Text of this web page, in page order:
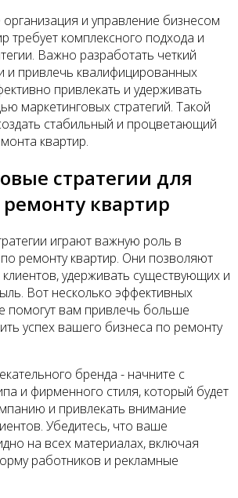
и управление бизнесом
требует комплексного подхода и
Важно разработать четкий
и привлечь квалифицированных
привлекать и удерживать
маркетинговых стратегий. Такой
стабильный и процветающий
квартир.
стратегии для
квартир
играют важную роль в
ремонту квартир. Они позволяют
удерживать существующих и
Вот несколько эффективных
помогут вам привлечь больше
успех вашего бизнеса по ремонту
бренда - начните с
и фирменного стиля, который будет
и привлекать внимание
Убедитесь, что ваше
на всех материалах, включая
работников и рекламные